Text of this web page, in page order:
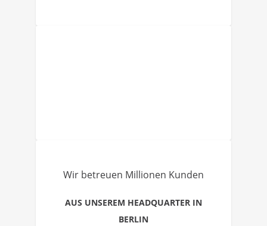
Wir betreuen Millionen Kunden
AUS UNSEREM HEADQUARTER IN
BERLIN